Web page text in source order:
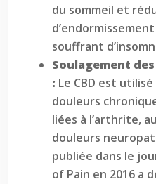
du sommeil et
souffrant
Soulagement
: Le CBD est
douleurs
liées à l’arthrite,
douleurs
publiée dans le
of Pain en 2016 a